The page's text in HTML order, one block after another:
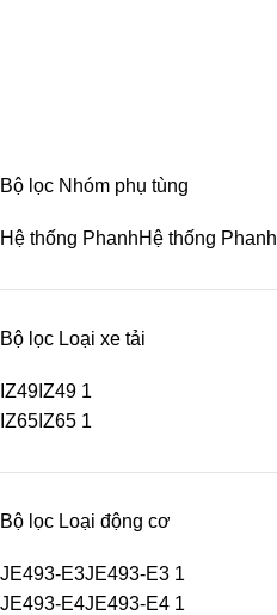
Bộ lọc Nhóm phụ tùng
Hệ thống PhanhHệ thống Phanh
Bộ lọc Loại xe tải
IZ49 IZ49 1
IZ65 IZ65 1
Bộ lọc Loại động cơ
JE493-E3JE493-E3 1
JE493-E4JE493-E4 1